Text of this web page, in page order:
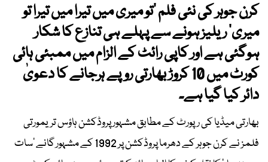
کرن جوہر کی نئی فلم ‘تو میری میں تیرا میں تیرا تو
میری’ ریلیز ہونے سے پہلے ہی تنازع کا شکار
ہوگئی ہے اور کاپی رائٹ کے الزام میں ممبئی ہائی
کورٹ میں 10 کروڑ بھارتی روپے ہرجانے کا دعویٰ
دائر کیا گیا ہے۔
بھارتی میڈیا کی رپورٹ کے مطابق مشہور پروڈکشن ہاؤس تریمورتی
فلمز نے کرن جوہر کے دھرما پروڈکشن پر 1992 کے مشہور گانے ‘سات